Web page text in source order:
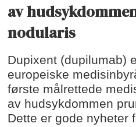
av
nodularis
Dupixent (dupilumab)
europeiske
første målrettede
av hudsykdommen
Dette er gode nyheter